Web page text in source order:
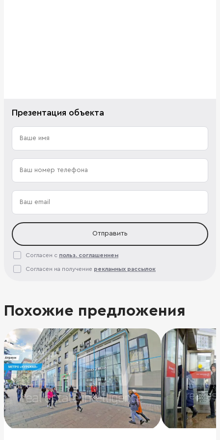
Презентация объекта
Отправить
Согласен с польз. соглашением
Согласен на получение рекламных рассылок
Похожие предложения